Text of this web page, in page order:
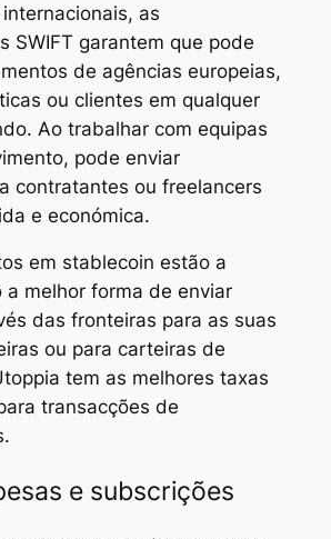
as
SWIFT garantem que pode
de agências europeias,
ou clientes em qualquer
Ao trabalhar com equipas
pode enviar
contratantes ou freelancers
e económica.
em stablecoin estão a
a melhor forma de enviar
das fronteiras para as suas
ou para carteiras de
tem as melhores taxas
transacções de
e subscrições